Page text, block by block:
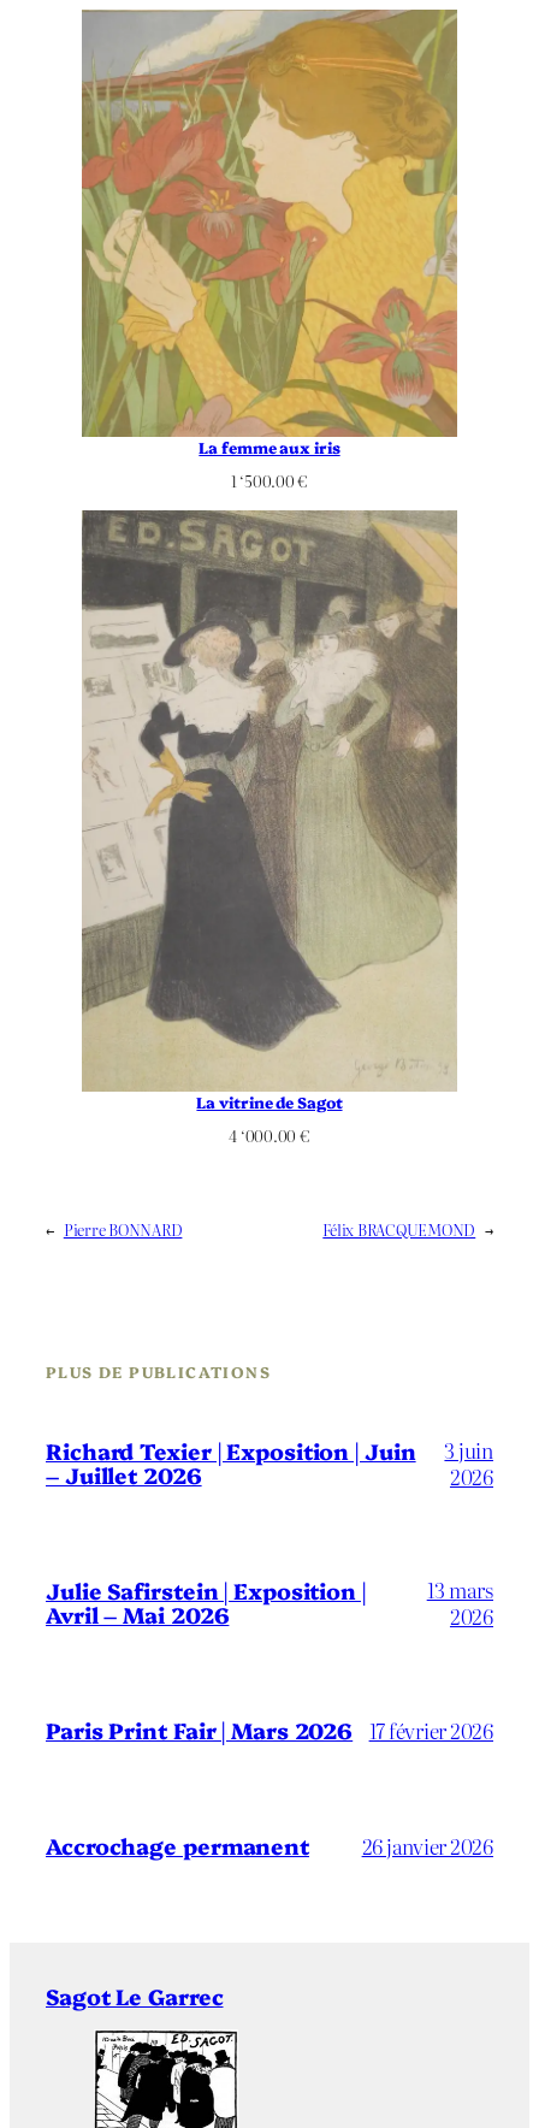
La femme aux iris
1 ‘500.00€
La vitrine de Sagot
4 ‘000.00 €
← Pierre BONNARD Félix BRACQUEMOND →
PLUS DE PUBLICATIONS
Richard Texier | Exposition | Juin
– Juillet 2026
3 juin
2026
Julie Safirstein | Exposition |
Avril – Mai 2026
13 mars
2026
Paris Print Fair | Mars 2026 17 février 2026
Accrochage permanent 26 janvier 2026
Sagot Le Garrec